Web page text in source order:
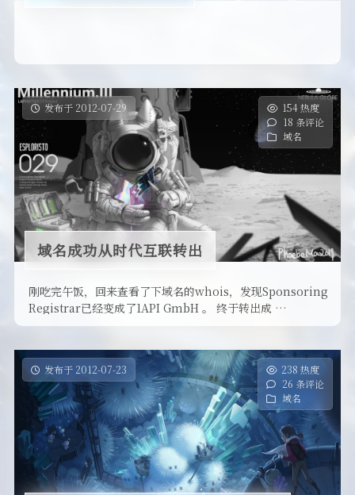
发布于 2012-07-29
154 热度
18 条评论
域名
域名成功从时代互联转出
刚吃完午饭，回来查看了下域名的whois，发现Sponsoring
Registrar已经变成了1API GmbH 。 终于转出成 …
发布于 2012-07-23
238 热度
26 条评论
域名